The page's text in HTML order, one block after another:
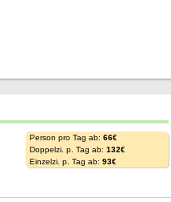
Person pro Tag ab: 66€
Doppelzi. p. Tag ab: 132€
Einzelzi. p. Tag ab: 93€